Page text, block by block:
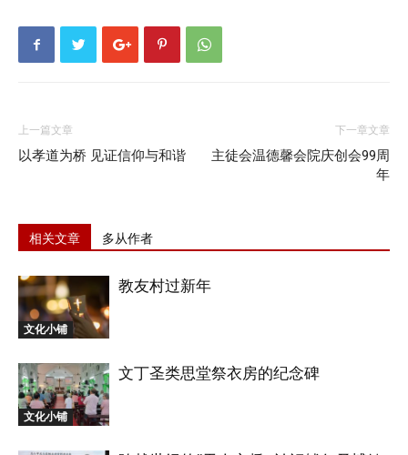
上一篇文章
以孝道为桥 见证信仰与和谐
下一章文章
主徒会温德馨会院庆创会99周
年
相关文章 多从作者
文化小铺
教友村过新年
文化小铺
文丁圣类思堂祭衣房的纪念碑